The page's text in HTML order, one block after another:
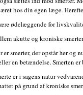
hos din egen læge.
ødelæggende for
akutte og kroniske
er smerter, der opstår her
en betændelse. Smerten
er i sagens natur
på grund af kroniske